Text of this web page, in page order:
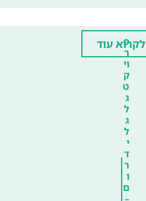
פ
ר
וי
ק
ט
ג
ל
ג
ל
י
ד
ר
ו
ם
לקרוא עוד